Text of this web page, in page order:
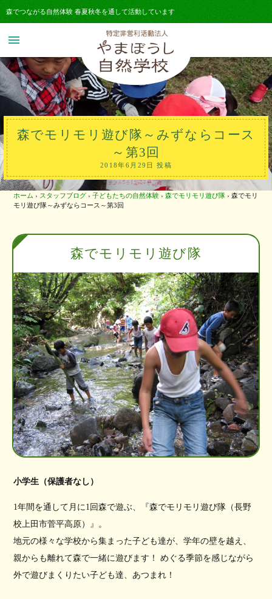
森でつながる自然体験 春夏秋冬を通して活動しています
menu
森でモリモリ遊び隊～みずならコース
～第3回
2018年6月29日 投稿
ホーム › スタッフブログ › 子どもたちの自然体験 › 森でモリモリ遊び隊 › 森でモリ
モリ遊び隊～みずならコース～第3回
森でモリモリ遊び隊
小学生（保護者なし）
1年間を通して月に1回森で遊ぶ、『森でモリモリ遊び隊（長野
校上田市菅平高原）』。
地元の様々な学校から集まった子ども達が、学年の壁を越え、
親からも離れて森で一緒に遊びます！ めぐる季節を感じながら
外で遊びまくりたい子ども達、あつまれ！